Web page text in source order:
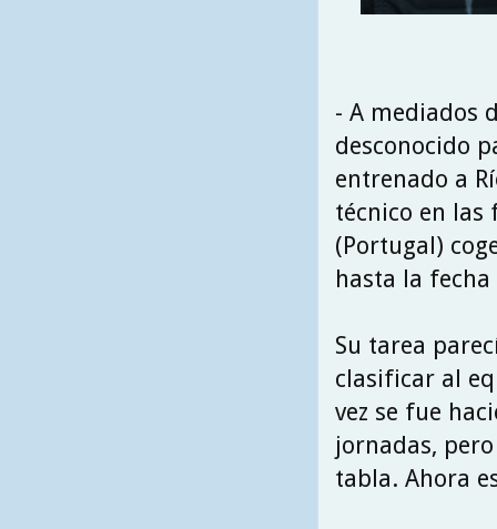
- A mediados
desconocido
entrenado a
técnico en las
(Portugal)
hasta la
Su tarea
clasificar al
vez se fue
jornadas,
tabla. Ahora